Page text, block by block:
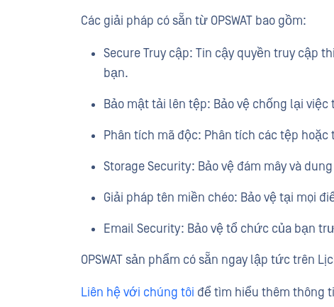
Các giải pháp có sẵn từ OPSWAT bao gồm:
Secure Truy cập: Tin cậy quyền truy cập
bạn.
Bảo mật tải lên tệp: Bảo vệ chống lại
Phân tích mã độc: Phân tích các tệp
Storage Security: Bảo vệ đám mây và
Giải pháp tên miền chéo: Bảo vệ tại mọi
Email Security: Bảo vệ tổ chức của bạn
OPSWAT sản phẩm có sẵn ngay lập tức trên
Liên hệ với chúng tôi để tìm hiểu thêm thông